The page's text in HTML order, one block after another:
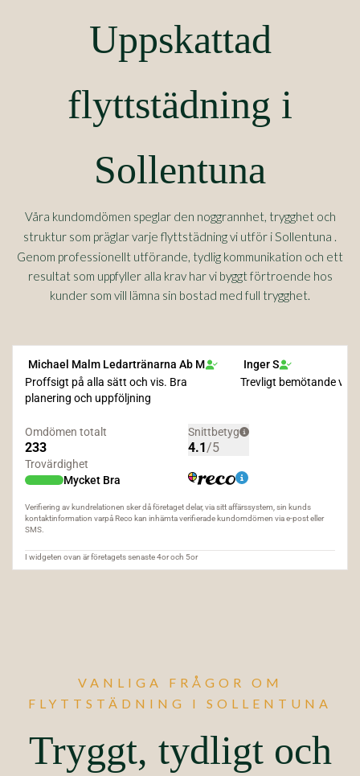
Uppskattad
flyttstädning i
Sollentuna
Våra kundomdömen speglar den noggrannhet, trygghet och
struktur som präglar varje flyttstädning vi utför i Sollentuna
Genom professionellt utförande, tydlig kommunikation och ett
resultat som uppfyller alla krav har vi byggt förtroende hos
kunder som vill lämna sin bostad med full trygghet.
VANLIGA FRÅGOR OM
FLYTTSTÄDNING I SOLLENTUNA
Tryggt, tydligt och